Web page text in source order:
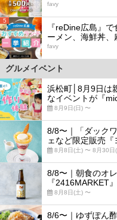
favy
5
『reDine広島』
ーメン、海鮮丼、
favy
グルメイベント
浜松町│8月9日は
なイベントが『
8月9日(日) 〜
8/8〜｜「ダック
ェなど限定販売『
8月8日(土) 〜 8月30日
8/8〜｜朝食のオ
『2416MARKET
8月8日(土) 〜
8/6〜｜ゆずぽん